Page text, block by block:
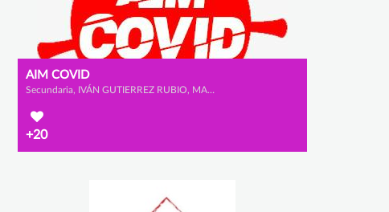
AIM COVID
Secundaria, IVÁN GUTIERREZ RUBIO, MARCO LÓPEZ GÓMEZ y ADRIÁN GARCÍA SANTAMARÍA
+20